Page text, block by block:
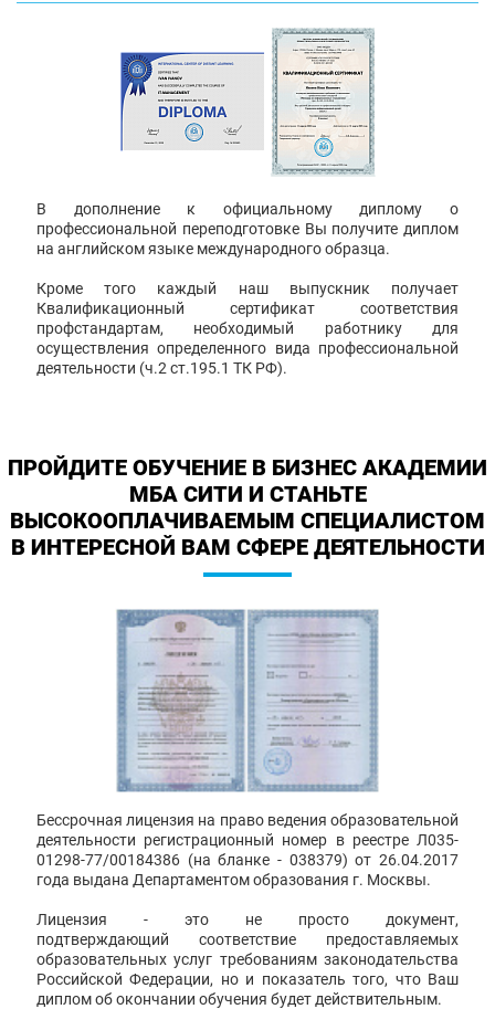
В дополнение к официальному диплому о
профессиональной переподготовке Вы получите диплом
на английском языке международного образца.
Кроме того каждый наш выпускник получает
Квалификационный сертификат соответствия
профстандартам, необходимый работнику для
осуществления определенного вида профессиональной
деятельности (ч.2 ст.195.1 ТК РФ).
ПРОЙДИТЕ ОБУЧЕНИЕ В БИЗНЕС АКАДЕМИИ
МБА СИТИ И СТАНЬТЕ
ВЫСОКООПЛАЧИВАЕМЫМ СПЕЦИАЛИСТОМ
В ИНТЕРЕСНОЙ ВАМ СФЕРЕ ДЕЯТЕЛЬНОСТИ
Бессрочная лицензия на право ведения образовательной
деятельности регистрационный номер в реестре Л035-
01298-77/00184386 (на бланке - 038379) от 26.04.2017
года выдана Департаментом образования г. Москвы.
Лицензия - это не просто документ,
подтверждающий соответствие предоставляемых
образовательных услуг требованиям законодательства
Российской Федерации, но и показатель того, что Ваш
диплом об окончании обучения будет действительным.